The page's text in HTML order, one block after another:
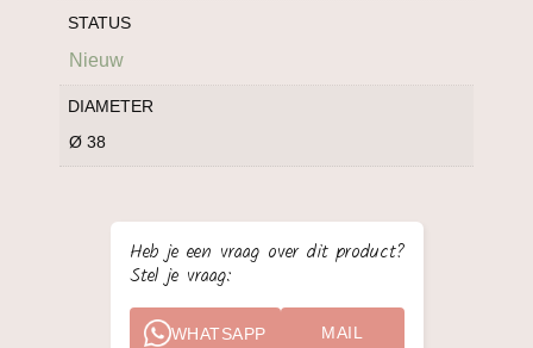
STATUS
Nieuw
DIAMETER
Ø 38
Heb je een vraag over dit product?
Stel je vraag:
WHATSAPP MAIL